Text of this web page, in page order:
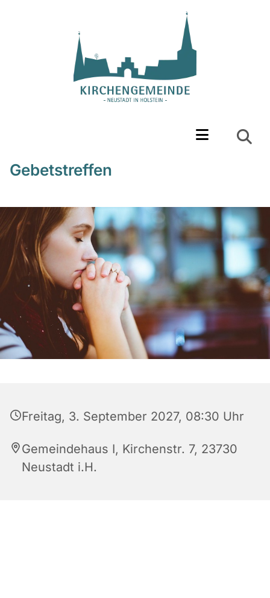
Gebetstreffen
Freitag, 3. September 2027, 08:30 Uhr
Gemeindehaus I, Kirchenstr. 7, 23730
Neustadt i.H.